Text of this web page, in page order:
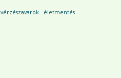
vérzészavarok életmentés